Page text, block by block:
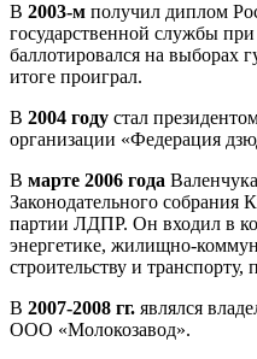
В 2003-м получил диплом
государственной службы
баллотировался на выборах
итоге проиграл.
В 2004 году стал
организации «Федерация
В марте 2006 года
Законодательного собрания
партии ЛДПР. Он входил в
энергетике, жилищно-
строительству и
В 2007-2008 гг. являлся
ООО «Молокозавод».